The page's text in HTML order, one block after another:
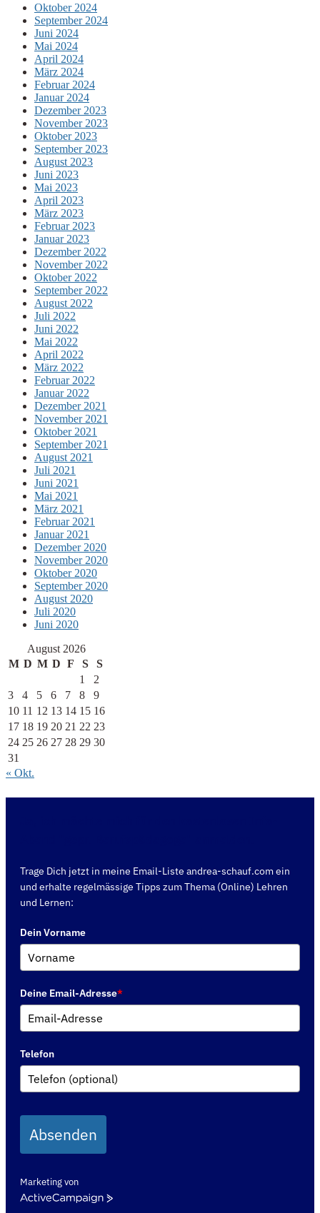
Oktober 2024
September 2024
Juni 2024
Mai 2024
April 2024
März 2024
Februar 2024
Januar 2024
Dezember 2023
November 2023
Oktober 2023
September 2023
August 2023
Juni 2023
Mai 2023
April 2023
März 2023
Februar 2023
Januar 2023
Dezember 2022
November 2022
Oktober 2022
September 2022
August 2022
Juli 2022
Juni 2022
Mai 2022
April 2022
März 2022
Februar 2022
Januar 2022
Dezember 2021
November 2021
Oktober 2021
September 2021
August 2021
Juli 2021
Juni 2021
Mai 2021
März 2021
Februar 2021
Januar 2021
Dezember 2020
November 2020
Oktober 2020
September 2020
August 2020
Juli 2020
Juni 2020
August 2026
M D M D F S
S
1
2
3
4 5 6 7 8
9
10 11 12 13 14 15 16
17 18 19 20 21 22 23
24 25 26 27 28 29 30
31
« Okt.
Trage Dich jetzt in meine Email-Liste andrea-schauf.com ein
und erhalte regelmässige Tipps zum Thema (Online) Lehren
und Lernen:
Dein Vorname
Deine Email-Adresse*
Telefon
Absenden
Marketing von
ActiveCampaign